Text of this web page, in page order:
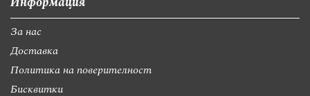
За нас
Доставка
Политика на поверителност
Бисквитки